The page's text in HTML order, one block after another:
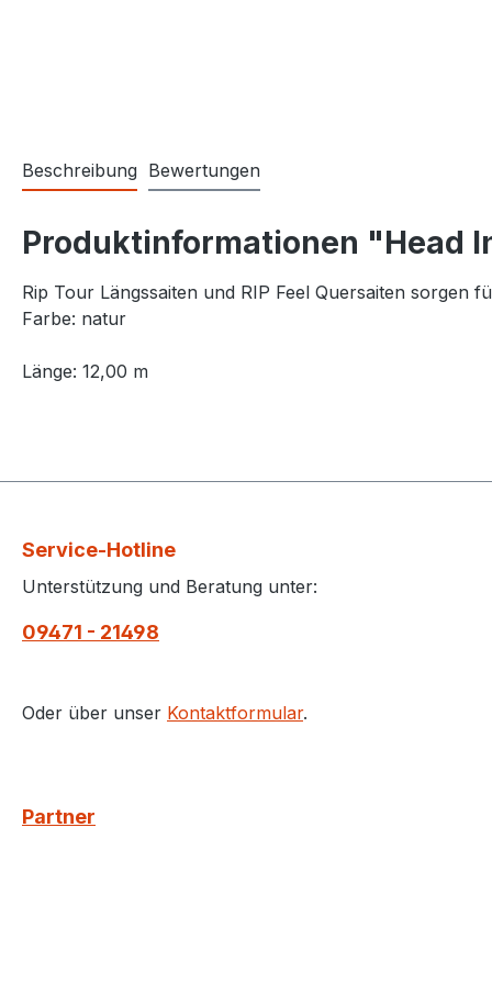
Beschreibung Bewertungen
Produktinformationen "Head
Rip Tour Längssaiten und RIP Feel Quersaiten sorgen
Farbe: natur
Länge: 12,00 m
Service-Hotline
Unterstützung und Beratung unter:
09471 - 21498
Oder über unser Kontaktformular.
Partner